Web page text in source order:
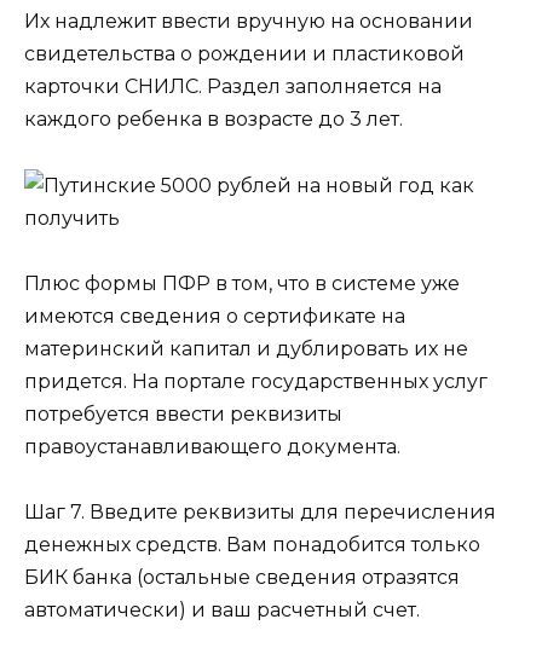
Их надлежит ввести вручную на основании
свидетельства о рождении и пластиковой
карточки СНИЛС. Раздел заполняется на
каждого ребенка в возрасте до 3 лет.
Плюс формы ПФР в том, что в системе уже
имеются сведения о сертификате на
материнский капитал и дублировать их не
придется. На портале государственных услуг
потребуется ввести реквизиты
правоустанавливающего документа.
Шаг 7. Введите реквизиты для перечисления
денежных средств. Вам понадобится только
БИК банка (остальные сведения отразятся
автоматически) и ваш расчетный счет.